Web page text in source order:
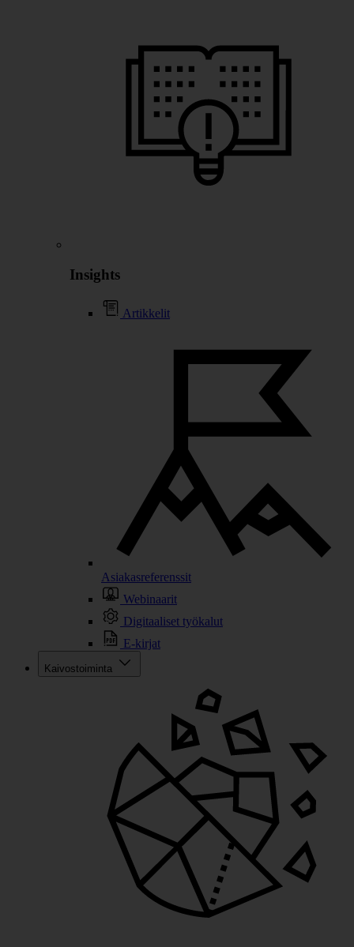
Insights
Artikkelit
Asiakasreferenssit
Webinaarit
Digitaaliset työkalut
E-kirjat
Kaivostoiminta